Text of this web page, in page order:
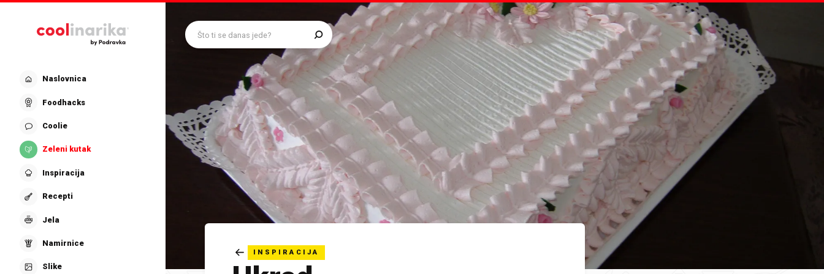
Naslovnica
Foodhacks
Coolie
Zeleni kutak
Inspiracija
Recepti
Jela
Namirnice
Slike
INSPIRACIJA
Što ti se danas jede?